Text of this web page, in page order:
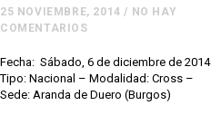
25 NOVIEMBRE, 2014 / NO HAY
COMENTARIOS
Fecha: Sábado, 6 de diciembre de 2014
Tipo: Nacional – Modalidad: Cross –
Sede: Aranda de Duero (Burgos)